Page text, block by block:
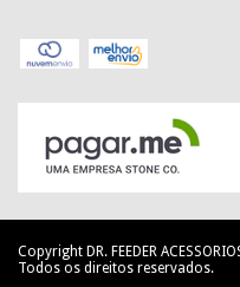
Copyright DR. FEEDER
Todos os direitos reservados.